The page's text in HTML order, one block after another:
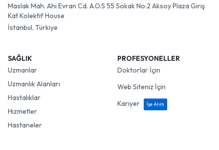
Maslak Mah. Ahi Evran Cd. A.O.S 55 Sokak No:2 Aksoy Plaza Giriş
Kat Kolektif House
İstanbul, Türkiye
SAĞLIK
Uzmanlar
Uzmanlık Alanları
Hastalıklar
Hizmetler
Hastaneler
PROFESYONELLER
Doktorlar İçin
Web Siteniz İçin
Kariyer
İşe Alım